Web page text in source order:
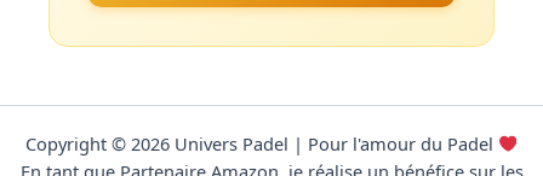
Copyright © 2026 Univers Padel | Pour l'amour du Padel
En tant que Partenaire Amazon, je réalise un bénéfice sur les